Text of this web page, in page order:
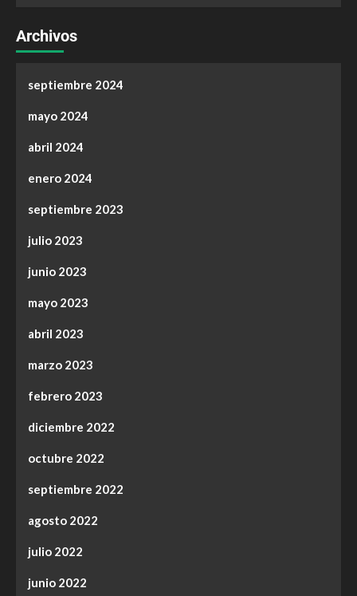
Archivos
septiembre 2024
mayo 2024
abril 2024
enero 2024
septiembre 2023
julio 2023
junio 2023
mayo 2023
abril 2023
marzo 2023
febrero 2023
diciembre 2022
octubre 2022
septiembre 2022
agosto 2022
julio 2022
junio 2022